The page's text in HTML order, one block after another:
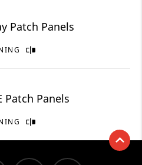
Patch Panels
Patch Panels